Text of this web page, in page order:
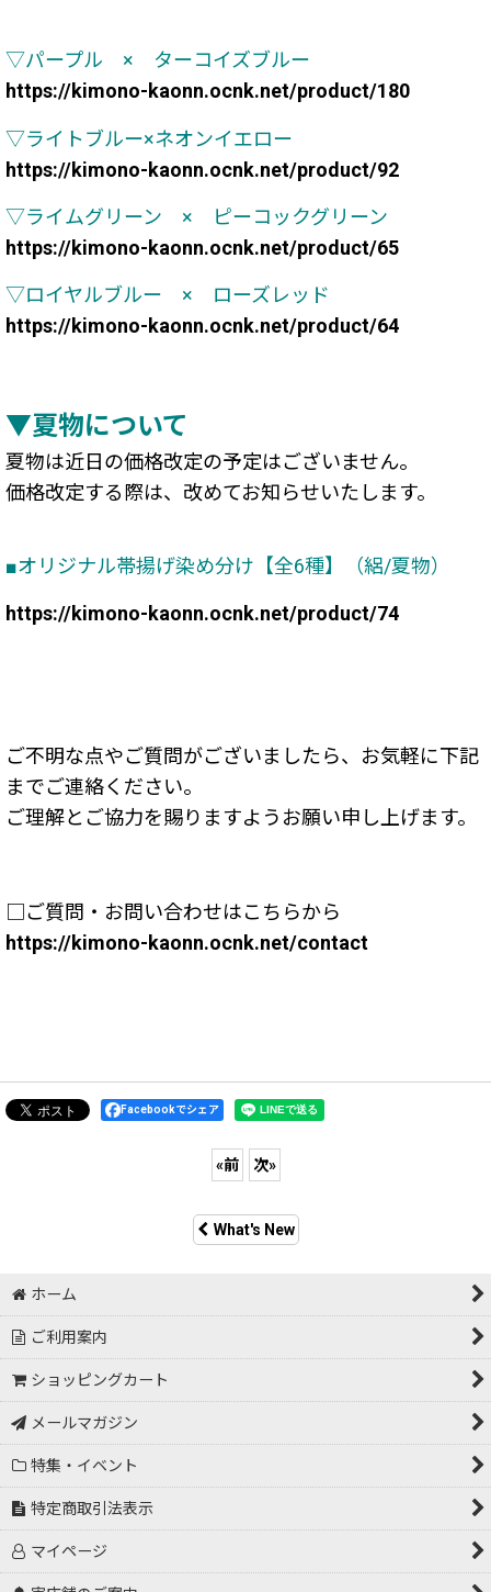
▽パープル × ターコイズブルー
https://kimono-kaonn.ocnk.net/product/180
▽ライトブルー×ネオンイエロー
https://kimono-kaonn.ocnk.net/product/92
▽ライムグリーン × ピーコックグリーン
https://kimono-kaonn.ocnk.net/product/65
▽ロイヤルブルー × ローズレッド
https://kimono-kaonn.ocnk.net/product/64
▼夏物について
夏物は近日の価格改定の予定はございません。
価格改定する際は、改めてお知らせいたします。
■オリジナル帯揚げ染め分け【全6種】（絽/夏物）
https://kimono-kaonn.ocnk.net/product/74
ご不明な点やご質問がございましたら、お気軽に下記
までご連絡ください。
ご理解とご協力を賜りますようお願い申し上げます。
□ご質問・お問い合わせはこちらから
https://kimono-kaonn.ocnk.net/contact
Facebookでシェア
«前 次»
What's New
ホーム
ご利用案内
ショッピングカート
メールマガジン
特集・イベント
特定商取引法表示
マイページ